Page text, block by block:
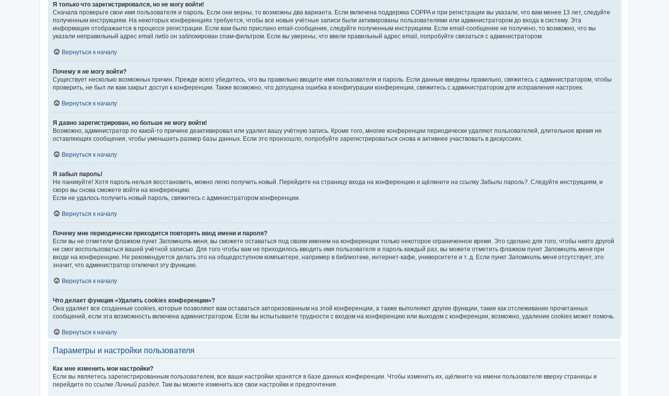
Я только что зарегистрировался, но не могу войти!
Сначала проверьте свои имя пользователя и пароль. Если они верны, то возможны два варианта. Если включена поддержка COPPA и при регистрации вы указали, что вам менее 13 лет, следуйте
полученным инструкциям. На некоторых конференциях требуется, чтобы все новые учётные записи были активированы пользователями или администратором до входа в систему. Эта
информация отображается в процессе регистрации. Если вам было прислано email-сообщение, следуйте полученным инструкциям. Если email-сообщение не получено, то возможно, что вы
указали неправильный адрес email либо он заблокирован спам-фильтром. Если вы уверены, что ввели правильный адрес email, попробуйте связаться с администратором.
Вернуться к началу
Почему я не могу войти?
Существует несколько возможных причин. Прежде всего убедитесь, что вы правильно вводите имя пользователя и пароль. Если данные введены правильно, свяжитесь с администратором, чтобы
проверить, не был ли вам закрыт доступ к конференции. Также возможно, что допущена ошибка в конфигурации конференции, свяжитесь с администратором для исправления настроек.
Вернуться к началу
Я давно зарегистрирован, но больше не могу войти!
Возможно, администратор по какой-то причине деактивировал или удалил вашу учётную запись. Кроме того, многие конференции периодически удаляют пользователей, длительное время не
оставляющих сообщения, чтобы уменьшить размер базы данных. Если это произошло, попробуйте зарегистрироваться снова и активнее участвовать в дискуссиях.
Вернуться к началу
Я забыл пароль!
Не паникуйте! Хотя пароль нельзя восстановить, можно легко получить новый. Перейдите на страницу входа на конференцию и щёлкните на ссылку Забыли пароль? . Следуйте инструкциям, и
скоро вы снова сможете войти на конференцию.
Если не удалось получить новый пароль, свяжитесь с администратором конференции.
Вернуться к началу
Почему мне периодически приходится повторять ввод имени и пароля?
Если вы не отметили флажком пункт Запомнить меня , вы сможете оставаться под своим именем на конференции только некоторое ограниченное время. Это сделано для того, чтобы никто другой
не смог воспользоваться вашей учётной записью. Для того чтобы вам не приходилось вводить имя пользователя и пароль каждый раз, вы можете отметить флажком пункт Запомнить меня при
входе на конференцию. Не рекомендуется делать это на общедоступном компьютере, например в библиотеке, интернет-кафе, университете и т. д. Если пункт Запомнить меня отсутствует, это
значит, что администратор отключил эту функцию.
Вернуться к началу
Что делает функция «Удалить cookies конференции»?
Она удаляет все созданные cookies, которые позволяют вам оставаться авторизованным на этой конференции, а также выполняют другие функции, такие как отслеживание прочитанных
сообщений, если эта возможность включена администратором. Если вы испытываете трудности с входом на конференцию или выходом с конференции, возможно, удаление cookies может помочь.
Вернуться к началу
Параметры и настройки пользователя
Как мне изменить мои настройки?
Если вы являетесь зарегистрированным пользователем, все ваши настройки хранятся в базе данных конференции. Чтобы изменить их, щёлкните на имени пользователя вверху страницы и
перейдите по ссылке Личный раздел . Там вы можете изменить все свои настройки и предпочтения.